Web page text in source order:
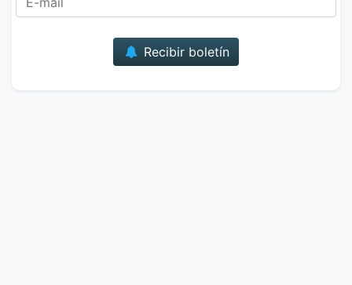
Recibir boletín